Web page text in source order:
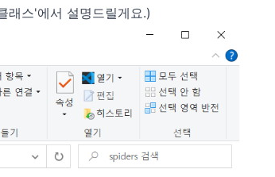
스'에서 설명드릴게요.)